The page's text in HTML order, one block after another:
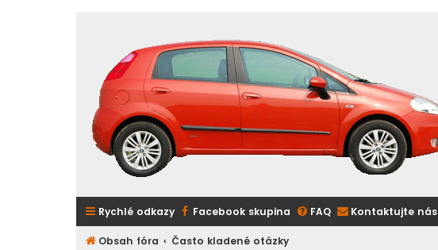
Rychlé odkazy Facebook skupina FAQ Kontaktujte nás
Obsah fóra Často kladené otázky